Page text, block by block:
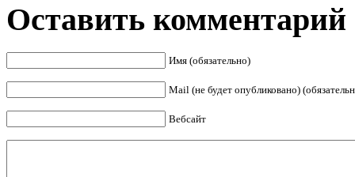
Оставить комментарий
Имя (обязательно)
Mail (не будет опубликовано)
Вебсайт